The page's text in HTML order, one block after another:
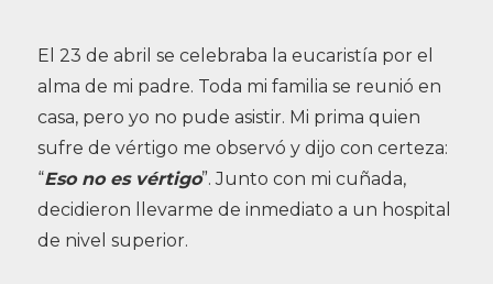
El 23 de abril se celebraba la eucaristía por el
alma de mi padre. Toda mi familia se reunió en
casa, pero yo no pude asistir. Mi prima quien
sufre de vértigo me observó y dijo con certeza:
“Eso no es vértigo”. Junto con mi cuñada,
decidieron llevarme de inmediato a un hospital
de nivel superior.